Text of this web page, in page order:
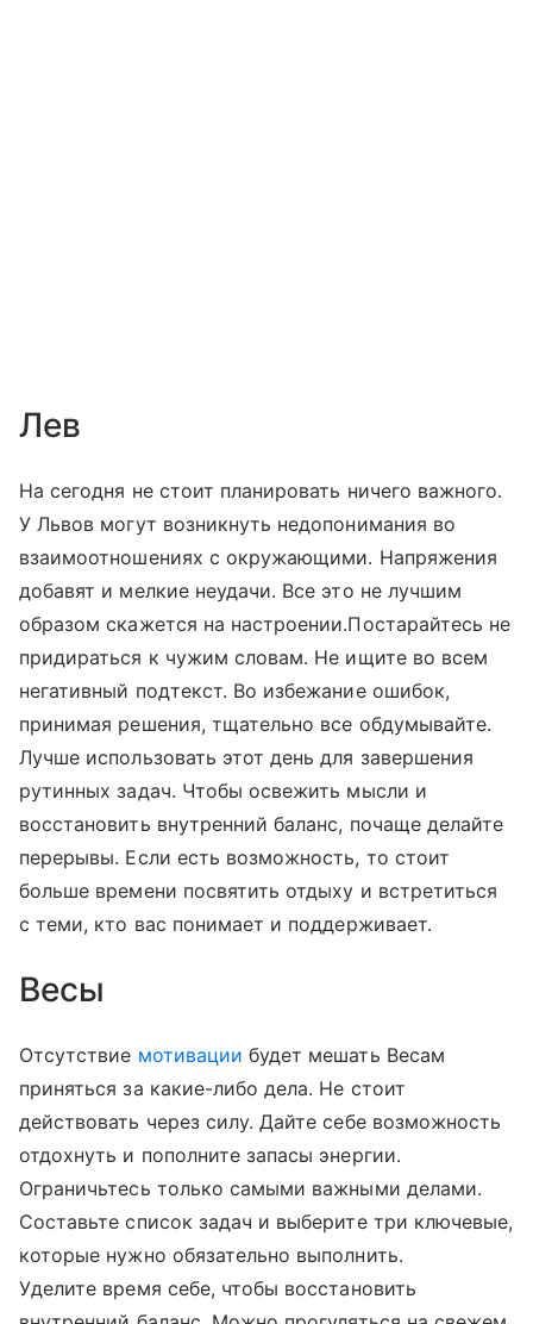
Лев
На сегодня не стоит планировать ничего важного.
У Львов могут возникнуть недопонимания во
взаимоотношениях с окружающими. Напряжения
добавят и мелкие неудачи. Все это не лучшим
образом скажется на настроении.Постарайтесь не
придираться к чужим словам. Не ищите во всем
негативный подтекст. Во избежание ошибок,
принимая решения, тщательно все обдумывайте.
Лучше использовать этот день для завершения
рутинных задач. Чтобы освежить мысли и
восстановить внутренний баланс, почаще делайте
перерывы. Если есть возможность, то стоит
больше времени посвятить отдыху и встретиться
с теми, кто вас понимает и поддерживает.
Весы
Отсутствие мотивации будет мешать Весам
приняться за какие-либо дела. Не стоит
действовать через силу. Дайте себе возможность
отдохнуть и пополните запасы энергии.
Ограничьтесь только самыми важными делами.
Составьте список задач и выберите три ключевые,
которые нужно обязательно выполнить.
Уделите время себе, чтобы восстановить